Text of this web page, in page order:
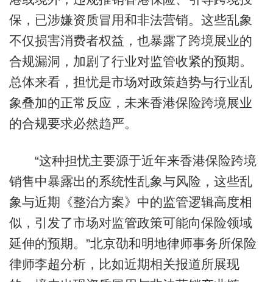
保，已涉嫌资质冒用和非法营销。这些乱象
不仅损害消费者权益，也暴露了跨境展业的
合规漏洞，加剧了行业对监管收紧的预期。
总体来看，担忧是市场对政策趋势与行业乱
象叠加的正常反应，未来香港保险跨境展业
的合规要求必然趋严。
“这种担忧主要源于近年来香港保险跨境
销售中暴露出的系统性乱象与风险，这些乱
象与近期《整治方案》中的监管逻辑高度相
似，引发了市场对监管政策可能向保险领域
延伸的预期。”北京劭和明地律师事务所保险
律师李超分析，比如近期相关报道所展现